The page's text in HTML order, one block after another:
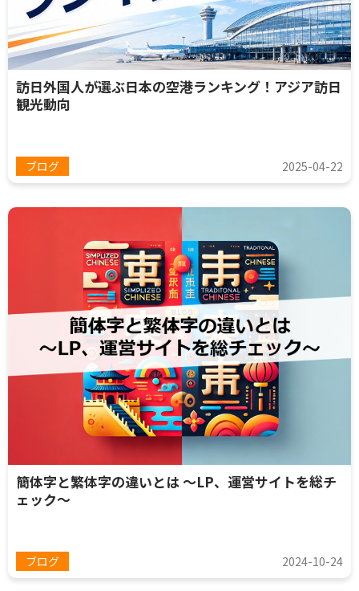
訪日外国人が選ぶ日本の空港ランキング！アジア訪日
観光動向
ブログ 2025-04-22
簡体字と繁体字の違いとは 〜LP、運営サイトを総チ
ェック〜
ブログ 2024-10-24